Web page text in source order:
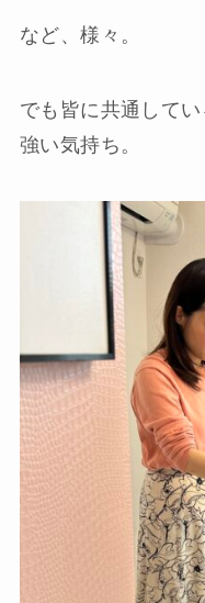
など、様々。
でも皆に共通して
強い気持ち。